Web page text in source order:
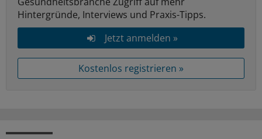
Hintergründe, Interviews und Praxis-Tipps.
Jetzt anmelden »
Kostenlos registrieren »